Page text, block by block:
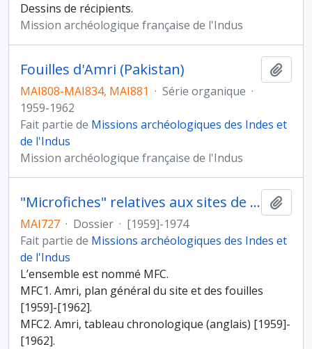
Dessins de récipients.
Mission archéologique française de l'Indus
Fouilles d'Amri (Pakistan)
MAI808-MAI834, MAI881 · Série organique ·
1959-1962
Fait partie de Missions archéologiques des Indes et
de l'Indus
Mission archéologique française de l'Indus
"Microfiches" relatives aux sites de Amri, Nidowari, Pirak et Mergahr
MAI727 · Dossier · [1959]-1974
Fait partie de Missions archéologiques des Indes et
de l'Indus
L’ensemble est nommé MFC.
MFC1. Amri, plan général du site et des fouilles
[1959]-[1962].
MFC2. Amri, tableau chronologique (anglais) [1959]-
[1962].